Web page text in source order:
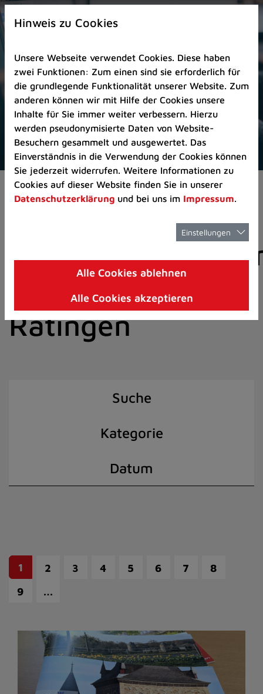
Zur
Startseite
Zum
Seitenanfang
springen
(Schnelltaste
A)
Zur
Navigation/Menü
springen
(Schnelltaste
M)
Zur
8)
I)
Pressemeldungen
der Stadt
Ratingen
Suche
Kategorie
Datum
1 2 3 4 5 6 7
8
9
…
Hinweis zu Cookies
Unsere Webseite verwendet Cookies. Diese haben
zwei Funktionen: Zum einen sind sie erforderlich für
die grundlegende Funktionalität unserer Website. Zum
anderen können wir mit Hilfe der Cookies unsere
Inhalte für Sie immer weiter verbessern. Hierzu
werden pseudonymisierte Daten von Website-
Besuchern gesammelt und ausgewertet. Das
Einverständnis in die Verwendung der Cookies können
Sie jederzeit widerrufen. Weitere Informationen zu
Cookies auf dieser Website finden Sie in unserer
Datenschutzerklärung und bei uns im Impressum.
Einstellungen
Alle Cookies ablehnen
Alle Cookies akzeptieren